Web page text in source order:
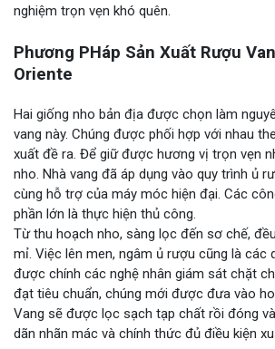
nghiệm trọn vẹn khó quên.
Phương PHáp Sản Xuất Rượu
Oriente
Hai giống nho bản địa được chọn làm
vang này. Chúng được phối hợp với nhau
xuất đề ra. Để giữ được hương vị trọn vẹn
nho. Nhà vang đã áp dụng vào quy trình ủ
cùng hỗ trợ của máy móc hiện đại. Các
phần lớn là thực hiện thủ công.
Từ thu hoạch nho, sàng lọc đến sơ chế,
mỉ. Việc lên men, ngâm ủ rượu cũng là các
được chính các nghệ nhân giám sát chặt
đạt tiêu chuẩn, chúng mới được đưa vào
Vang sẽ được lọc sạch tạp chất rồi đóng
dãn nhãn mác và chính thức đủ điều kiện